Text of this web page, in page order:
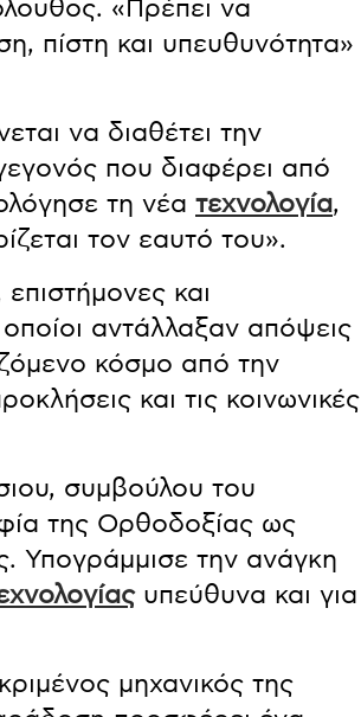
«Πρέπει να
πίστη και υπευθυνότητα»
να διαθέτει την
που διαφέρει από
τη νέα τεχνολογία,
τον εαυτό του».
και
αντάλλαξαν απόψεις
κόσμο από την
και τις κοινωνικές
συμβούλου του
της Ορθοδοξίας ως
Υπογράμμισε την ανάγκη
υπεύθυνα και για
μηχανικός της